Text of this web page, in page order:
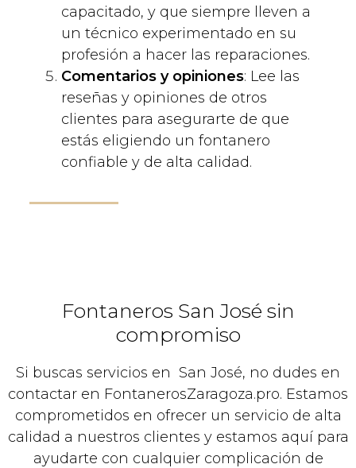
capacitado, y que siempre lleven a
un técnico experimentado en su
profesión a hacer las reparaciones.
Comentarios y opiniones: Lee las
reseñas y opiniones de otros
clientes para asegurarte de que
estás eligiendo un fontanero
confiable y de alta calidad.
Fontaneros San José sin
compromiso
Si buscas servicios en San José, no dudes en
contactar en FontanerosZaragoza.pro. Estamos
comprometidos en ofrecer un servicio de alta
calidad a nuestros clientes y estamos aquí para
ayudarte con cualquier complicación de